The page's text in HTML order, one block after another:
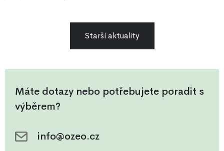
Starší aktuality
Máte dotazy nebo potřebujete poradit s
výběrem?
info@ozeo.cz